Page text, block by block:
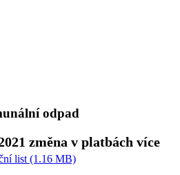
odpad
změna v platbách více
list (1.16 MB)